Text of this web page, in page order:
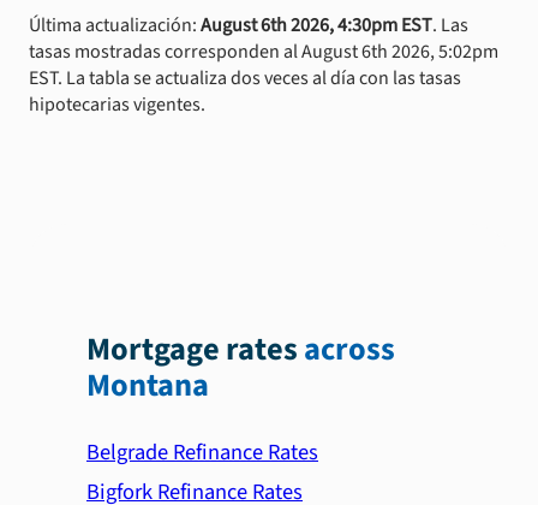
Última actualización:August 6th 2026, 4:30pm EST. Las
tasas mostradas corresponden al August 6th 2026, 5:02pm
EST. La tabla se actualiza dos veces al día con las tasas
hipotecarias vigentes.
Mortgage ratesacross
Montana
Belgrade Refinance Rates
Bigfork Refinance Rates